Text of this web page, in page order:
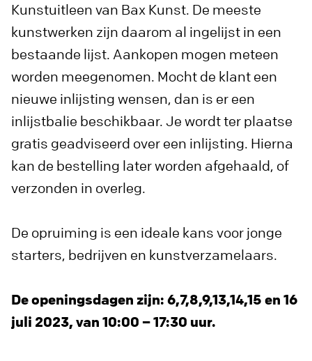
Kunstuitleen van Bax Kunst. De meeste
kunstwerken zijn daarom al ingelijst in een
bestaande lijst. Aankopen mogen meteen
worden meegenomen. Mocht de klant een
nieuwe inlijsting wensen, dan is er een
inlijstbalie beschikbaar. Je wordt ter plaatse
gratis geadviseerd over een inlijsting. Hierna
kan de bestelling later worden afgehaald, of
verzonden in overleg.
De opruiming is een ideale kans voor jonge
starters, bedrijven en kunstverzamelaars.
De openingsdagen zijn: 6,7,8,9,13,14,15 en 16
juli 2023, van 10:00 – 17:30 uur.